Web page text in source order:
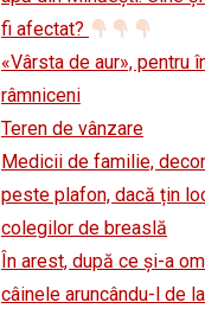
fi afectat?
«Vârsta de aur», pentru
râmniceni
Teren de vânzare
Medicii de familie,
peste plafon, dacă țin
colegilor de breaslă
În arest, după ce și-a
câinele aruncându-l de